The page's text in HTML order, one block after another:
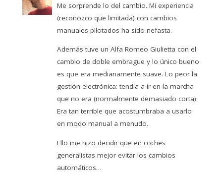
Me sorprende lo del cambio. Mi experiencia
(reconozco que limitada) con cambios
manuales pilotados ha sido nefasta.
Además tuve un Alfa Romeo Giulietta con el
cambio de doble embrague y lo único bueno
es que era medianamente suave. Lo peor la
gestión electrónica: tendía a ir en la marcha
que no era (normalmente demasiado corta).
Era tan terrible que acostumbraba a usarlo
en modo manual a menudo.
Ello me hizo decidir que en coches
generalistas mejor evitar los cambios
automáticos…